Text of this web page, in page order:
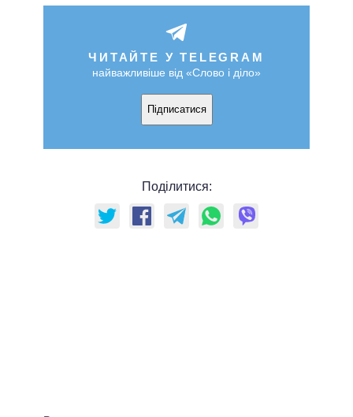
ЧИТАЙТЕ У TELEGRAM
найважливіше від «Слово і діло»
Підписатися
Поділитися: